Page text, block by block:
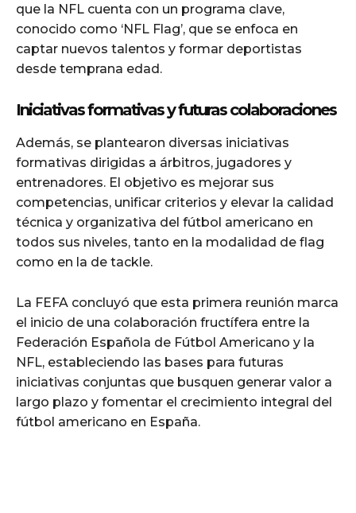
que la NFL cuenta con un programa clave,
conocido como ‘NFL Flag’, que se enfoca en
captar nuevos talentos y formar deportistas
desde temprana edad.
Iniciativas formativas y futuras colaboraciones
Además, se plantearon diversas iniciativas
formativas dirigidas a árbitros, jugadores y
entrenadores. El objetivo es mejorar sus
competencias, unificar criterios y elevar la calidad
técnica y organizativa del fútbol americano en
todos sus niveles, tanto en la modalidad de flag
como en la de tackle.
La FEFA concluyó que esta primera reunión marca
el inicio de una colaboración fructífera entre la
Federación Española de Fútbol Americano y la
NFL, estableciendo las bases para futuras
iniciativas conjuntas que busquen generar valor a
largo plazo y fomentar el crecimiento integral del
fútbol americano en España.